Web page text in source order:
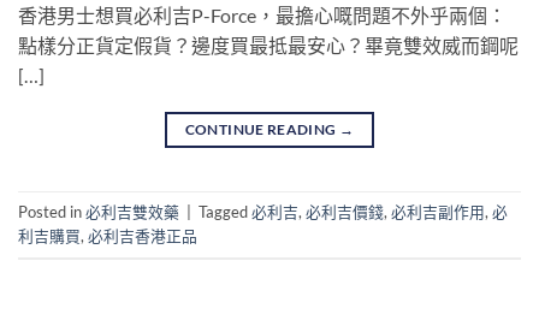
香港男士想買必利吉P-Force，最擔心嘅問題不外乎兩個：
點樣分正貨定假貨？邊度買最抵最安心？畢竟雙效威而鋼呢
[…]
CONTINUE READING →
Posted in必利吉雙效藥 Tagged必利吉,必利吉價錢,必利吉副作用,必
利吉購買,必利吉香港正品